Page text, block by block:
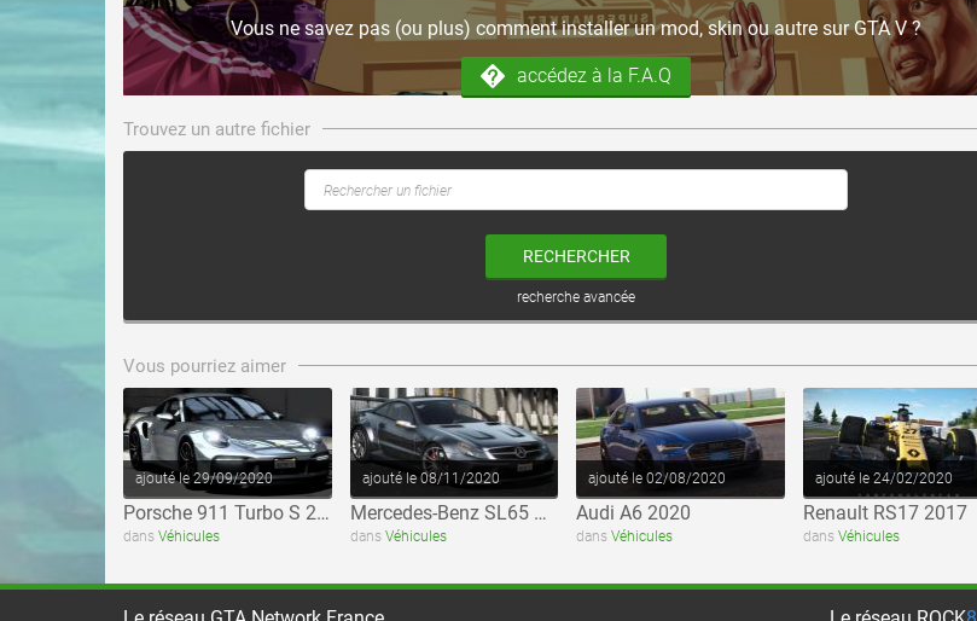
Vous ne savez pas (ou plus) comment installer un mod, skin ou autre sur GTA V ?
accédez à la F.A.Q
Trouvez un autre fichier
RECHERCHER
recherche avancée
Vous pourriez aimer
ajouté le 29/09/2020
Porsche 911 Turbo S 2021
dans Véhicules
ajouté le 08/11/2020
Mercedes-Benz SL65 Black Series 2009
dans Véhicules
ajouté le 02/08/2020
Audi A6 2020
dans Véhicules
ajouté le 24/02/2020
Renault RS17 2017
dans Véhicules